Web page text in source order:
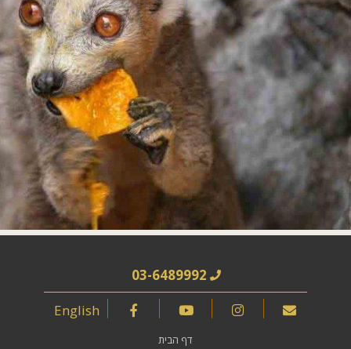
03-6489992
English
דף הבית